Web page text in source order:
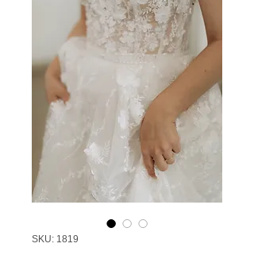
SKU: 1819